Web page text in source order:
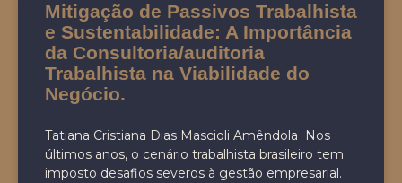
Mitigação de Passivos Trabalhista
e Sustentabilidade: A Importância
da Consultoria/auditoria
Trabalhista na Viabilidade do
Negócio.
Tatiana Cristiana Dias Mascioli Amêndola Nos
últimos anos, o cenário trabalhista brasileiro tem
imposto desafios severos à gestão empresarial.